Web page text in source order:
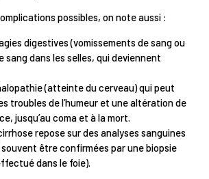
possibles, on note aussi :
digestives (vomissements de sang ou
sang dans les selles, qui deviennent
(atteinte du cerveau) qui peut
troubles de l’humeur et une altération de
jusqu’au coma et à la mort.
repose sur des analyses sanguines
être confirmées par une biopsie
dans le foie).